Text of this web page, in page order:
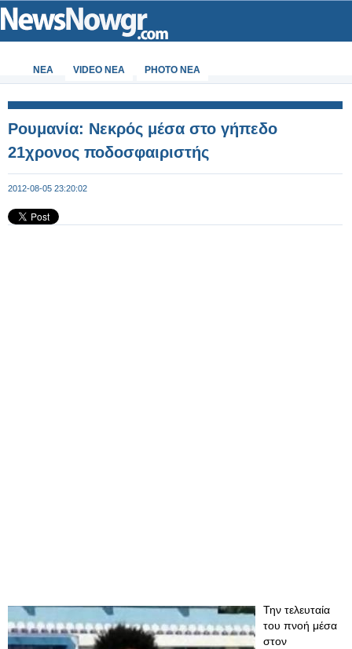
ΝΕΑ VIDEO NEA PHOTO NEA
Ρουμανία: Νεκρός μέσα στο γήπεδο
21χρονος ποδοσφαιριστής
2012-08-05 23:20:02
Την τελευταία
του πνοή μέσα
στον